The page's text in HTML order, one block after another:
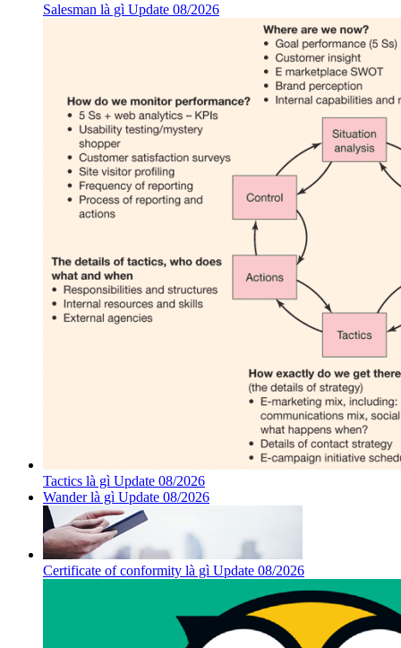
Salesman là gì Update 08/2026
Tactics là gì Update 08/2026
Wander là gì Update 08/2026
Certificate of conformity là gì Update 08/2026